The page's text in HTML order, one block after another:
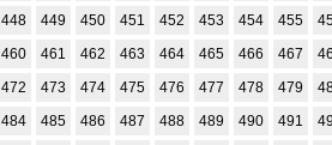
448 449 450 451 452 453 454 455
460 461 462 463 464 465 466 467
472 473 474 475 476 477 478 479
484 485 486 487 488 489 490 491